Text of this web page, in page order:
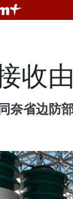
收
奈省边防